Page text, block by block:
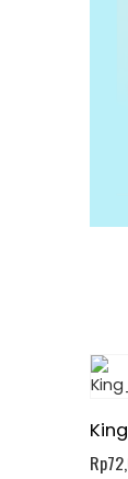
Rp